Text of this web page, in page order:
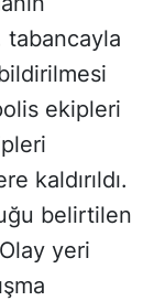
tabancayla
ekipleri
kaldırıldı.
belirtilen
yeri